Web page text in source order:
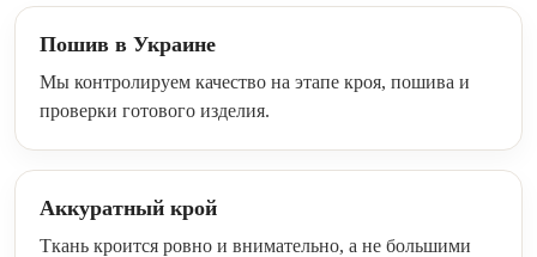
Пошив в Украине
Мы контролируем качество на этапе кроя, пошива и
проверки готового изделия.
Аккуратный крой
Ткань кроится ровно и внимательно, а не большими